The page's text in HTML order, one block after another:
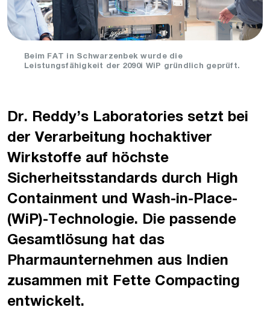
Beim FAT in Schwarzenbek wurde die
Leistungsfähigkeit der 2090i WiP gründlich geprüft.
Dr. Reddy’s Laboratories setzt bei
der Verarbeitung hochaktiver
Wirkstoffe auf höchste
Sicherheitsstandards durch High
Containment und Wash-in-Place-
(WiP)-Technologie. Die passende
Gesamtlösung hat das
Pharmaunternehmen aus Indien
zusammen mit Fette Compacting
entwickelt.